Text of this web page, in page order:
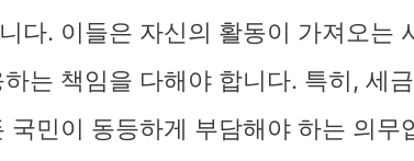
다. 이들은 자신의 활동이 가져오는
는 책임을 다해야 합니다. 특히, 세
국민이 동등하게 부담해야 하는 의무